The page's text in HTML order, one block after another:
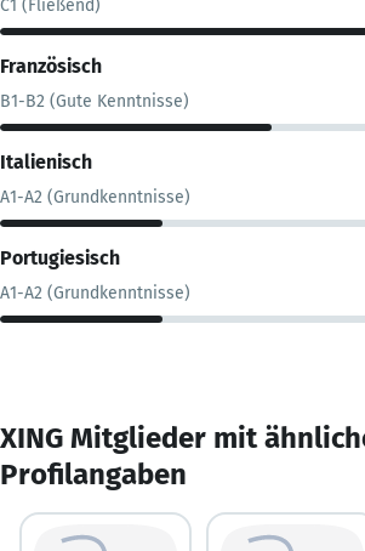
C1 (Fließend)
Französisch
B1-B2 (Gute Kenntnisse)
Italienisch
A1-A2 (Grundkenntnisse)
Portugiesisch
A1-A2 (Grundkenntnisse)
XING Mitglieder mit
Profilangaben